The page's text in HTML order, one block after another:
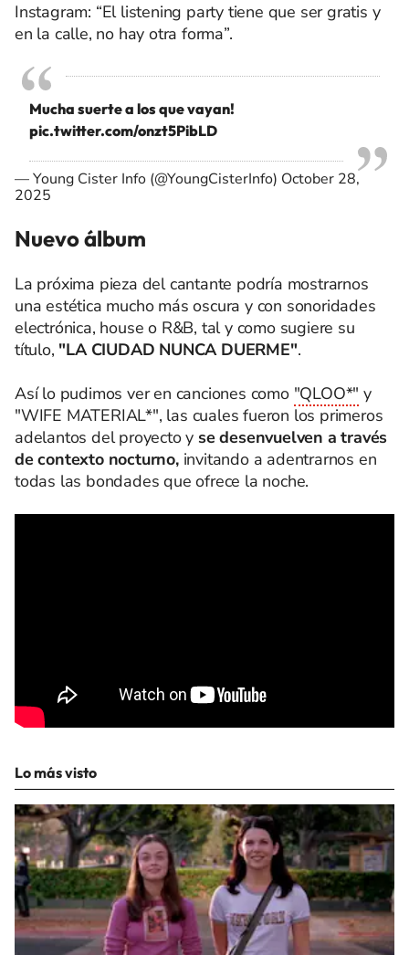
Instagram: “El listening party tiene que ser gratis y
en la calle, no hay otra forma”.
Mucha suerte a los que vayan!
pic.twitter.com/onzt5PibLD
— Young Cister Info (@YoungCisterInfo) October 28,
2025
Nuevo álbum
La próxima pieza del cantante podría mostrarnos
una estética mucho más oscura y con sonoridades
electrónica, house o R&B, tal y como sugiere su
título, "LA CIUDAD NUNCA DUERME".
Así lo pudimos ver en canciones como "QLOO*" y
"WIFE MATERIAL*", las cuales fueron los primeros
adelantos del proyecto y se desenvuelven a través
de contexto nocturno,invitando a adentrarnos en
todas las bondades que ofrece la noche.
Lo más visto